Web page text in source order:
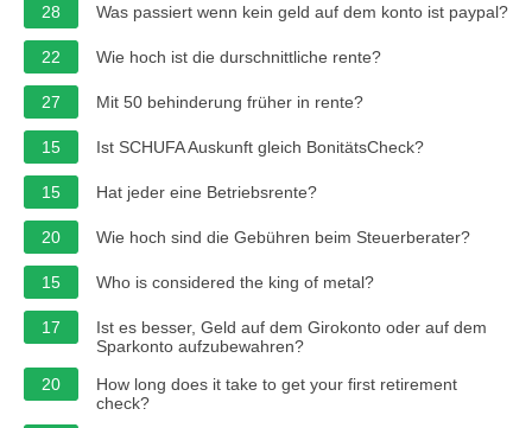
28 Was passiert wenn kein geld auf dem konto ist paypal?
22 Wie hoch ist die durschnittliche rente?
27 Mit 50 behinderung früher in rente?
15 Ist SCHUFA Auskunft gleich BonitätsCheck?
15 Hat jeder eine Betriebsrente?
20 Wie hoch sind die Gebühren beim Steuerberater?
15 Who is considered the king of metal?
17
Ist es besser, Geld auf dem Girokonto oder auf dem
Sparkonto aufzubewahren?
20
How long does it take to get your first retirement
check?